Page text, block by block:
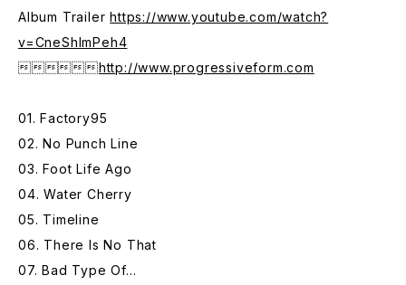
Album Trailerhttps://www.youtube.com/watch?
v=CneShImPeh4
http://www.progressiveform.com
01. Factory95
02. No Punch Line
03. Foot Life Ago
04. Water Cherry
05. Timeline
06. There Is No That
07. Bad Type Of...